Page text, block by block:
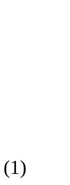
(1)